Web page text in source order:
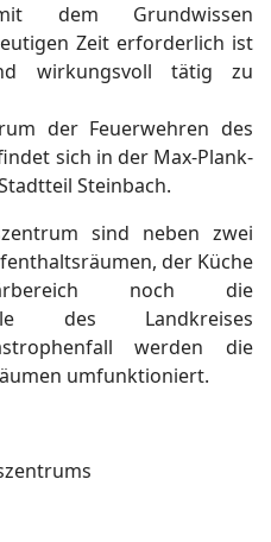
dem Grundwissen
Zeit erforderlich ist
wirkungsvoll tätig zu
der Feuerwehren des
sich in der Max-Plank-
Steinbach.
sind neben zwei
der Küche
noch die
des Landkreises
werden die
umfunktioniert.